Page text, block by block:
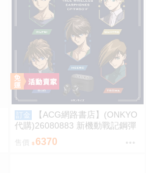
訂金
【ACG網路書店】(ONKYO
代購)26080883 新機動戰記鋼彈
W 聯名耳機 CP-TWS01F
6370